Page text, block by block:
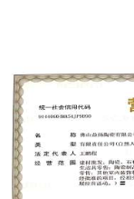
营业执照